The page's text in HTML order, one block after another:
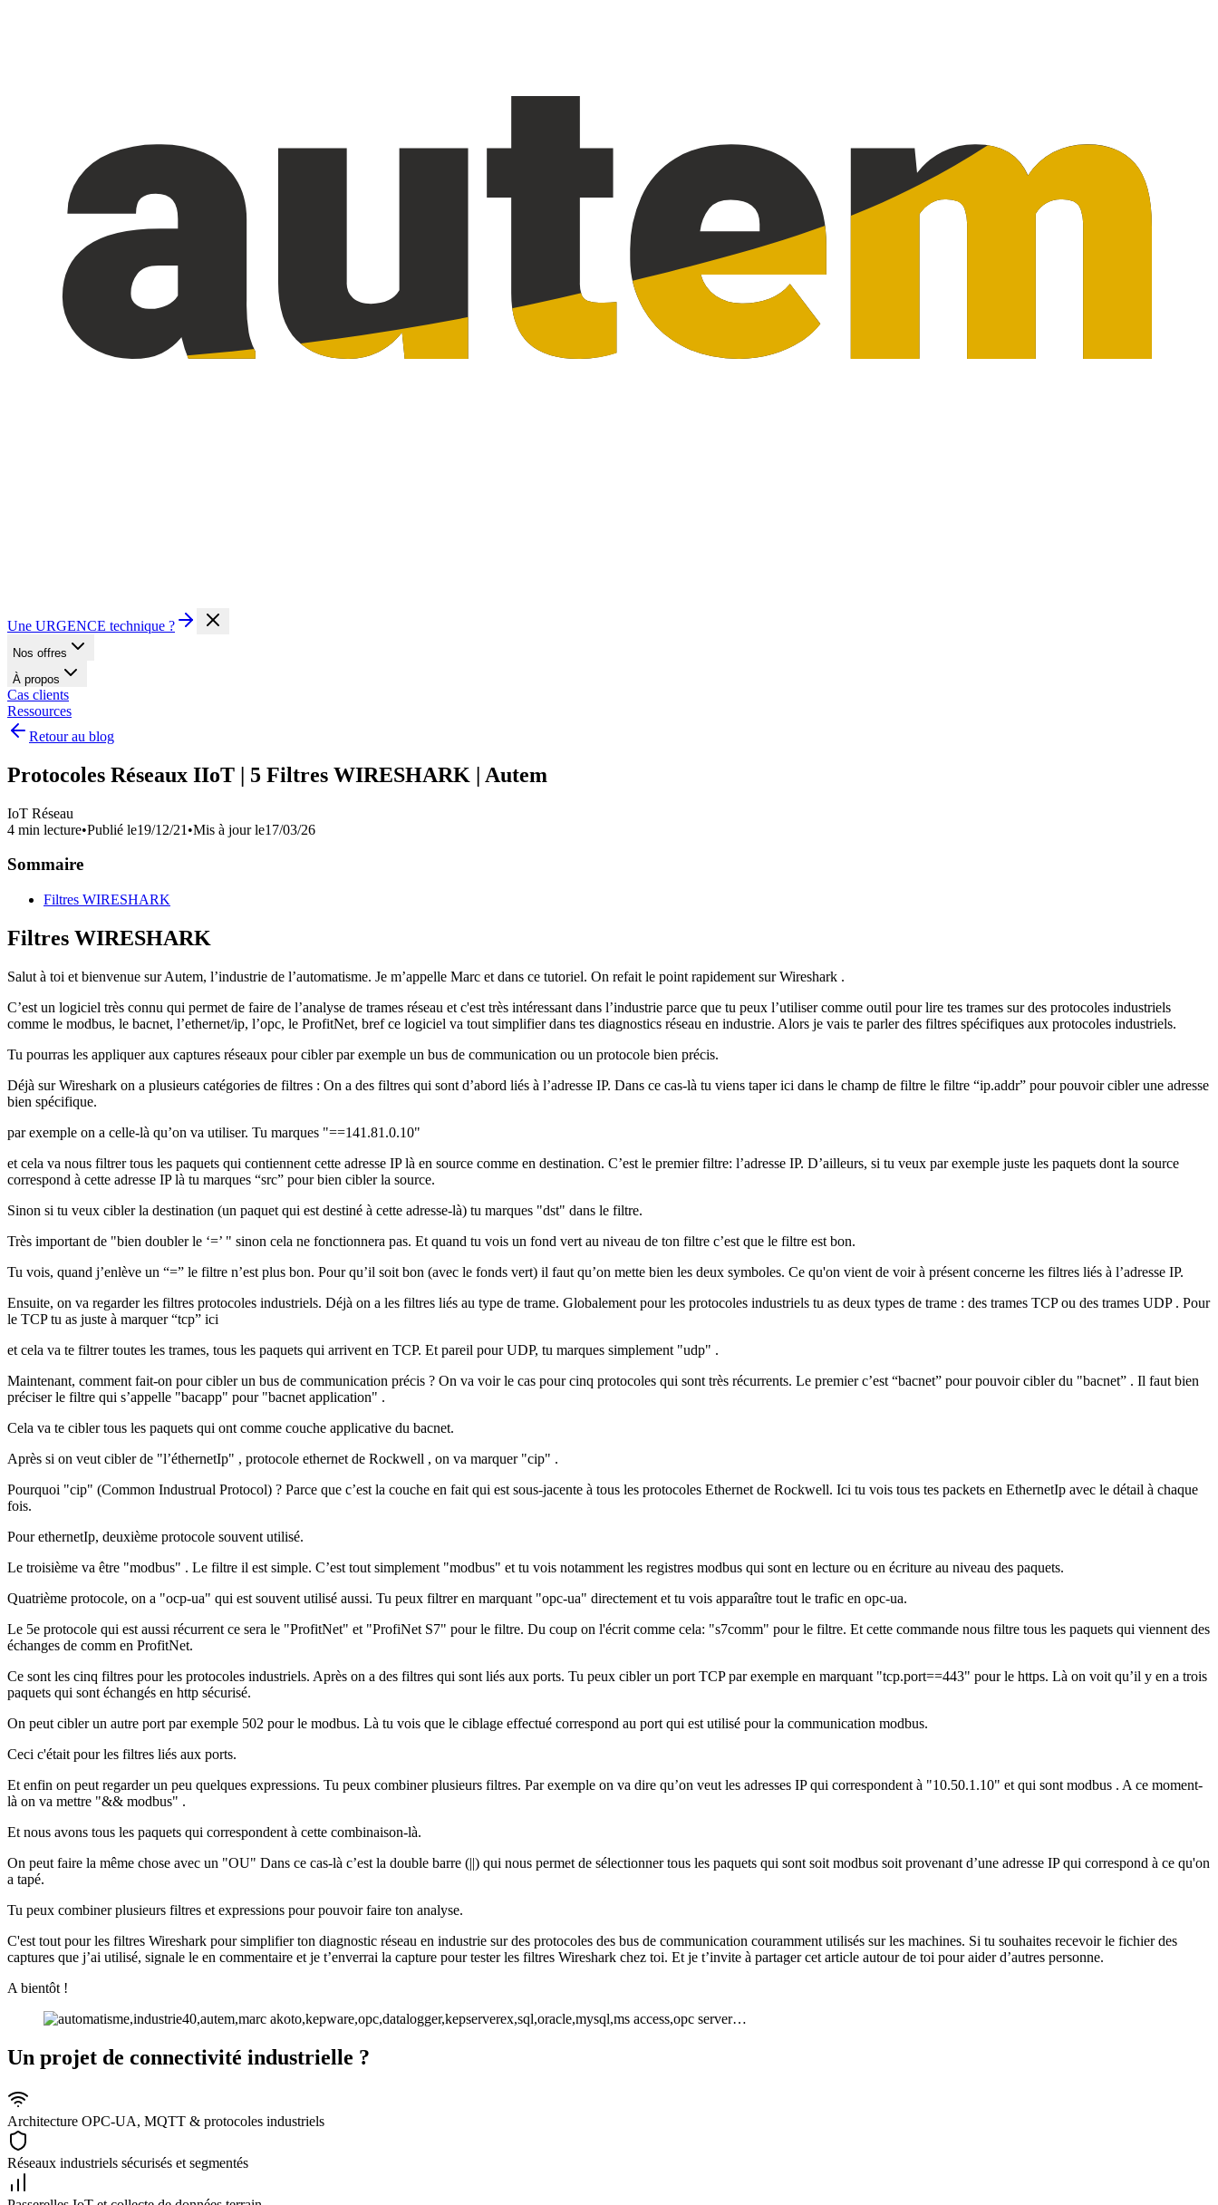
Une URGENCE technique ?
Nos offres
À propos
Cas clients
Ressources
Retour au blog
Protocoles Réseaux IIoT | 5 Filtres WIRESHARK | Autem
IoT Réseau
4 min lecture•Publié le19/12/21 •Mis à jour le17/03/26
Sommaire
Filtres WIRESHARK
Filtres WIRESHARK
Salut à toi et bienvenue sur Autem, l’industrie de l’automatisme. Je m’appelle Marc et dans ce tutoriel. On refait le point rapidement sur Wireshark .
C’est un logiciel très connu qui permet de faire de l’analyse de trames réseau et c'est très intéressant dans l’industrie parce que tu peux l’utiliser comme outil pour lire tes trames sur des protocoles industriels
comme le modbus, le bacnet, l’ethernet/ip, l’opc, le ProfitNet, bref ce logiciel va tout simplifier dans tes diagnostics réseau en industrie. Alors je vais te parler des filtres spécifiques aux protocoles industriels.
Tu pourras les appliquer aux captures réseaux pour cibler par exemple un bus de communication ou un protocole bien précis.
Déjà sur Wireshark on a plusieurs catégories de filtres : On a des filtres qui sont d’abord liés à l’adresse IP. Dans ce cas-là tu viens taper ici dans le champ de filtre le filtre “ip.addr” pour pouvoir cibler une adresse
bien spécifique.
par exemple on a celle-là qu’on va utiliser. Tu marques "==141.81.0.10"
et cela va nous filtrer tous les paquets qui contiennent cette adresse IP là en source comme en destination. C’est le premier filtre: l’adresse IP. D’ailleurs, si tu veux par exemple juste les paquets dont la source
correspond à cette adresse IP là tu marques “src” pour bien cibler la source.
Sinon si tu veux cibler la destination (un paquet qui est destiné à cette adresse-là) tu marques "dst" dans le filtre.
Très important de "bien doubler le ‘=’ " sinon cela ne fonctionnera pas. Et quand tu vois un fond vert au niveau de ton filtre c’est que le filtre est bon.
Tu vois, quand j’enlève un “=” le filtre n’est plus bon. Pour qu’il soit bon (avec le fonds vert) il faut qu’on mette bien les deux symboles. Ce qu'on vient de voir à présent concerne les filtres liés à l’adresse IP.
Ensuite, on va regarder les filtres protocoles industriels. Déjà on a les filtres liés au type de trame. Globalement pour les protocoles industriels tu as deux types de trame : des trames TCP ou des trames UDP . Pour
le TCP tu as juste à marquer “tcp” ici
et cela va te filtrer toutes les trames, tous les paquets qui arrivent en TCP. Et pareil pour UDP, tu marques simplement "udp" .
Maintenant, comment fait-on pour cibler un bus de communication précis ? On va voir le cas pour cinq protocoles qui sont très récurrents. Le premier c’est “bacnet” pour pouvoir cibler du "bacnet” . Il faut bien
préciser le filtre qui s’appelle "bacapp" pour "bacnet application" .
Cela va te cibler tous les paquets qui ont comme couche applicative du bacnet.
Après si on veut cibler de "l’éthernetIp" , protocole ethernet de Rockwell , on va marquer "cip" .
Pourquoi "cip" (Common Industrual Protocol) ? Parce que c’est la couche en fait qui est sous-jacente à tous les protocoles Ethernet de Rockwell. Ici tu vois tous tes packets en EthernetIp avec le détail à chaque
fois.
Pour ethernetIp, deuxième protocole souvent utilisé.
Le troisième va être "modbus" . Le filtre il est simple. C’est tout simplement "modbus" et tu vois notamment les registres modbus qui sont en lecture ou en écriture au niveau des paquets.
Quatrième protocole, on a "ocp-ua" qui est souvent utilisé aussi. Tu peux filtrer en marquant "opc-ua" directement et tu vois apparaître tout le trafic en opc-ua.
Le 5e protocole qui est aussi récurrent ce sera le "ProfitNet" et "ProfiNet S7" pour le filtre. Du coup on l'écrit comme cela: "s7comm" pour le filtre. Et cette commande nous filtre tous les paquets qui viennent des
échanges de comm en ProfitNet.
Ce sont les cinq filtres pour les protocoles industriels. Après on a des filtres qui sont liés aux ports. Tu peux cibler un port TCP par exemple en marquant "tcp.port==443" pour le https. Là on voit qu’il y en a trois
paquets qui sont échangés en http sécurisé.
On peut cibler un autre port par exemple 502 pour le modbus. Là tu vois que le ciblage effectué correspond au port qui est utilisé pour la communication modbus.
Ceci c'était pour les filtres liés aux ports.
Et enfin on peut regarder un peu quelques expressions. Tu peux combiner plusieurs filtres. Par exemple on va dire qu’on veut les adresses IP qui correspondent à "10.50.1.10" et qui sont modbus . A ce moment-
là on va mettre "&& modbus" .
Et nous avons tous les paquets qui correspondent à cette combinaison-là.
On peut faire la même chose avec un "OU" Dans ce cas-là c’est la double barre (||) qui nous permet de sélectionner tous les paquets qui sont soit modbus soit provenant d’une adresse IP qui correspond à ce qu'on
a tapé.
Tu peux combiner plusieurs filtres et expressions pour pouvoir faire ton analyse.
C'est tout pour les filtres Wireshark pour simplifier ton diagnostic réseau en industrie sur des protocoles des bus de communication couramment utilisés sur les machines. Si tu souhaites recevoir le fichier des
captures que j’ai utilisé, signale le en commentaire et je t’enverrai la capture pour tester les filtres Wireshark chez toi. Et je t’invite à partager cet article autour de toi pour aider d’autres personne.
A bientôt !
Un projet de connectivité industrielle ?
Architecture OPC-UA, MQTT & protocoles industriels
Réseaux industriels sécurisés et segmentés